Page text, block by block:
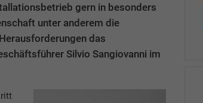
gern in besonders
unter anderem die
das
Silvio Sangiovanni im